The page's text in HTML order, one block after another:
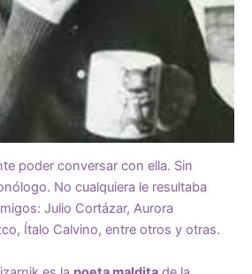
poder conversar con ella. Sin
No cualquiera le resultaba
Julio Cortázar, Aurora
Ítalo Calvino, entre otros y otras.